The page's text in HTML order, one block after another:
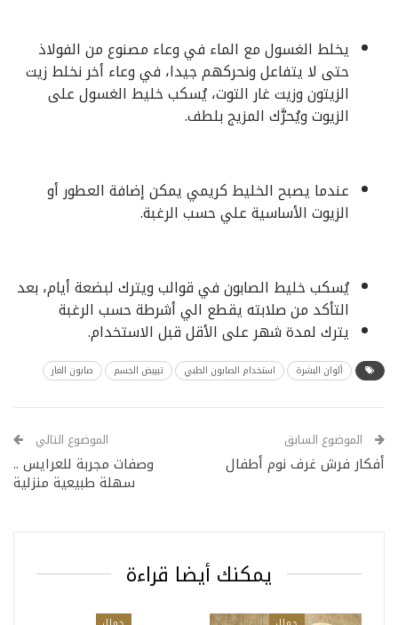
يخلط الغسول مع الماء في وعاء مصنوع من الفولاذ
حتى لا يتفاعل ونحركهم جيدا، في وعاء أخر نخلط زيت
الزيتون وزيت غار التوت، يُسكب خليط الغسول على
الزيوت ويُحرَّك المزيج بلطف.
عندما يصبح الخليط كريمي يمكن إضافة العطور أو
الزيوت الأساسية علي حسب الرغبة.
يُسكب خليط الصابون في قوالب ويترك لبضعة أيام، بعد
التأكد من صلابته يقطع الي أشرطة حسب الرغبة
يترك لمدة شهر على الأقل قبل الاستخدام.
ألوان البشرة استخدام الصابون الطبي تبييض الجسم صابون الغار
الموضوع السابق
أفكار فرش غرف نوم أطفال
الموضوع التالي
وصفات مجربة للعرايس ..
سهلة طبيعية منزلية
يمكنك أيضا قراءة